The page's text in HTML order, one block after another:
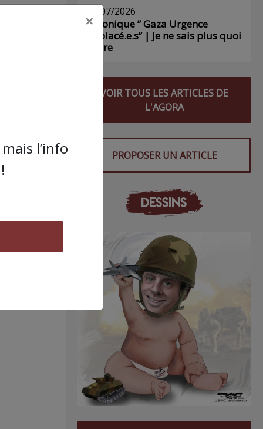
29/07/2026
Chronique ” Gaza Urgence
Déplacé.e.s” | Je ne sais plus quoi
écrire
VOIR TOUS LES ARTICLES DE
L'AGORA
PROPOSER UN ARTICLE
DESSINS
×
l’info